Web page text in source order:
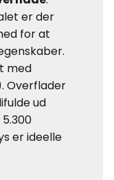
er der
for at
med
Overflader
ud
er ideelle